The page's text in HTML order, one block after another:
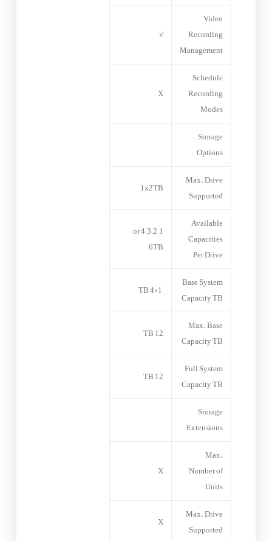
Video
Recording
Management
√
Schedule
Recording
Modes
X
Storage
Options
Max. Drive
Supported
1x2TB
Available
Capacities
Per Drive
1, 2, 3, 4 or
6TB
Base System
Capacity TB
Max. Base
Capacity TB
12 TB
Full System
Capacity TB
12 TB
Storage
Extensions
Max.
Number of
Units
X
Max. Drive
Supported
X